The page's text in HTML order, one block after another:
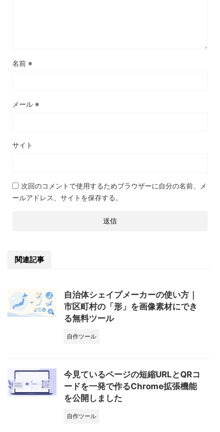
名前 ※
メール ※
サイト
次回のコメントで使用するためブラウザーに自分の名前、メ
ールアドレス、サイトを保存する。
関連記事
自治体シェイプメーカーの使い方｜
市区町村の「形」を画像素材にでき
る無料ツール
自作ツール
今見ているページの短縮URLとQRコ
ードを一発で作るChrome拡張機能
を公開しました
自作ツール